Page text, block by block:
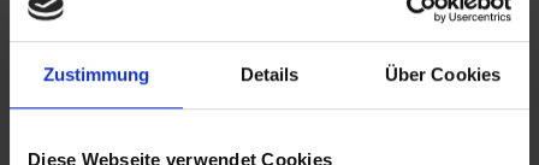
Zustimmung Details Über Cookies
Diese Webseite verwendet Cookies
Verarbeitungshinweise:
Die zu bearbeitende Fuge muss sauber, fettfrei
und trocken sein.